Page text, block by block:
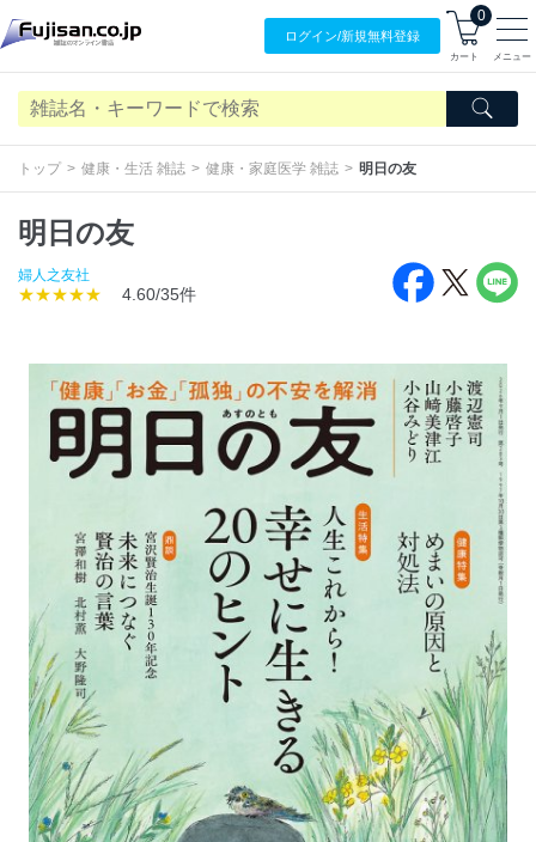
ログイン/新規無料登録
0
カート メニュー
トップ 健康・生活 雑誌 健康・家庭医学 雑誌 明日の友
明日の友
婦人之友社
★★★★★ 4.60/35件